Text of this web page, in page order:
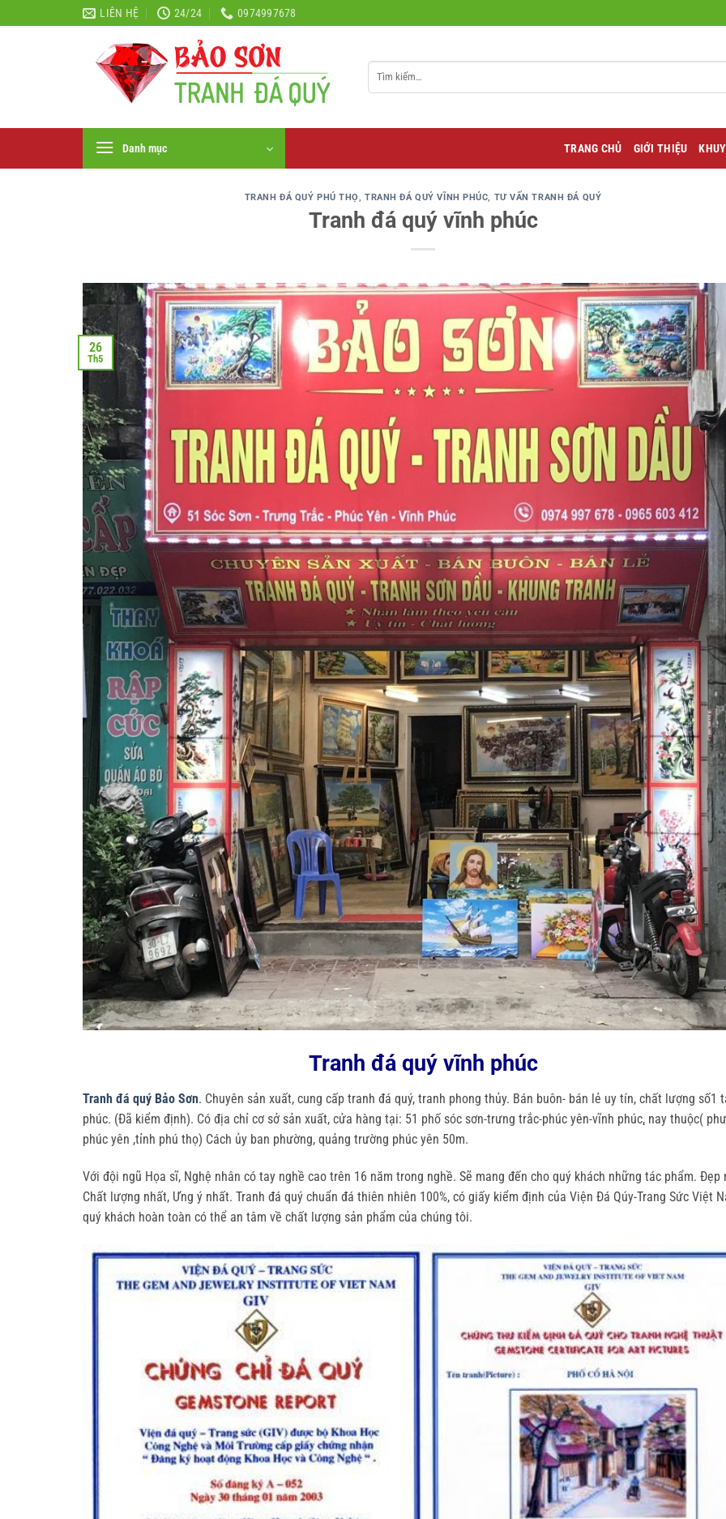
qua
LIÊN HỆ 24/24 0974997678
kiếm:
Danh mục TRANG CHỦ GIỚI THIỆU
TRANH ĐÁ QUÝ PHÚ THỌ,TRANH ĐÁ QUÝ VĨNH PHÚC, TƯ VẤN TRANH ĐÁ QUÝ
Tranh đá quý vĩnh phúc
26
Th5
Tranh đá quý vĩnh phúc
Tranh đá quý Bảo Sơn. Chuyên sản xuất, cung cấp tranh đá quý, tranh phong thủy. Bán buôn- bán lẻ uy tín, chất lượng số1
phúc. (Đã kiểm định). Có địa chỉ cơ sở sản xuất, cửa hàng tại: 51 phố sóc sơn-trưng trắc-phúc yên-vĩnh phúc, ̣nay thuộc(
phúc yên ,tỉnh phú thọ) Cách ủy ban phường, quảng trường phúc yên 50m.
Với đội ngũ Họa sĩ, Nghệ nhân có tay nghề cao trên 16 năm trong nghề. Sẽ mang đến cho quý khách những tác phẩm. Đẹp
Chất lượng nhất, Ưng ý nhất. Tranh đá quý chuẩn đá thiên nhiên 100%, có giấy kiểm định của Viện Đá Qúy-Trang Sức Việt
quý khách hoàn toàn có thể an tâm về chất lượng sản phẩm của chúng tôi.